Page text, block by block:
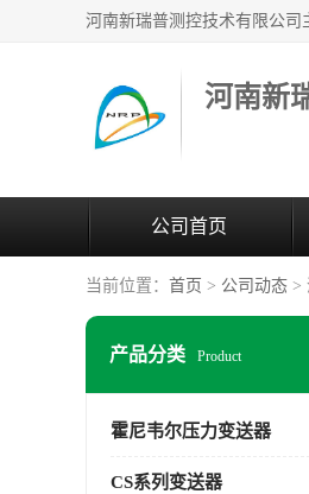
河南新
公司首页
当前位置： 首页 > 公司动态 >
产品分类 Product
霍尼韦尔压力变送器
CS系列变送器